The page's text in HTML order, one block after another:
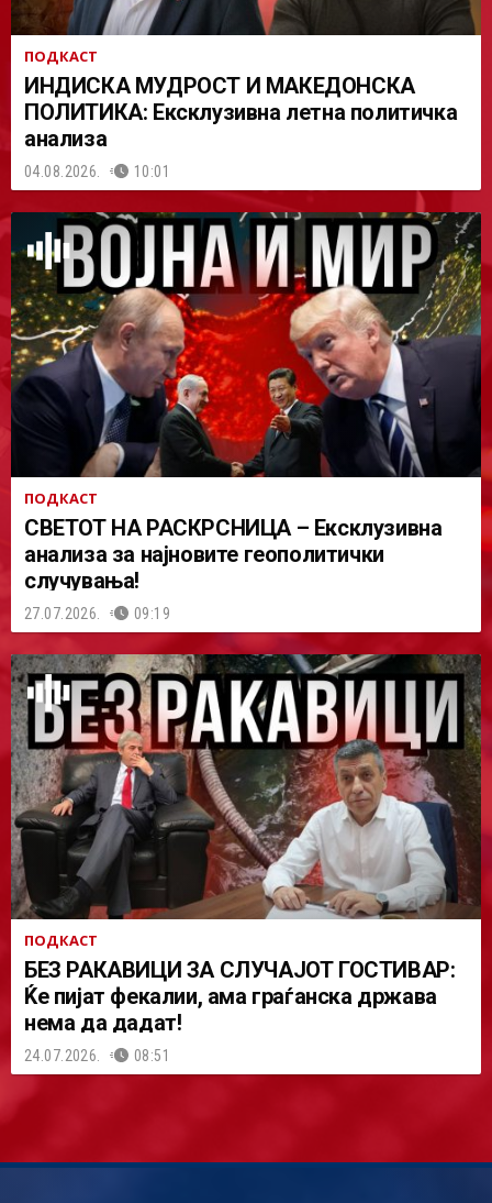
ПОДКАСТ
ИНДИСКА МУДРОСТ И МАКЕДОНСКА
ПОЛИТИКА: Ексклузивна летна политичка
анализа
04.08.2026. 10:01
ПОДКАСТ
СВЕТОТ НА РАСКРСНИЦА – Ексклузивна
анализа за најновите геополитички
случувања!
27.07.2026. 09:19
ПОДКАСТ
БЕЗ РАКАВИЦИ ЗА СЛУЧАЈОТ ГОСТИВАР:
Ќе пијат фекалии, ама граѓанска држава
нема да дадат!
24.07.2026. 08:51